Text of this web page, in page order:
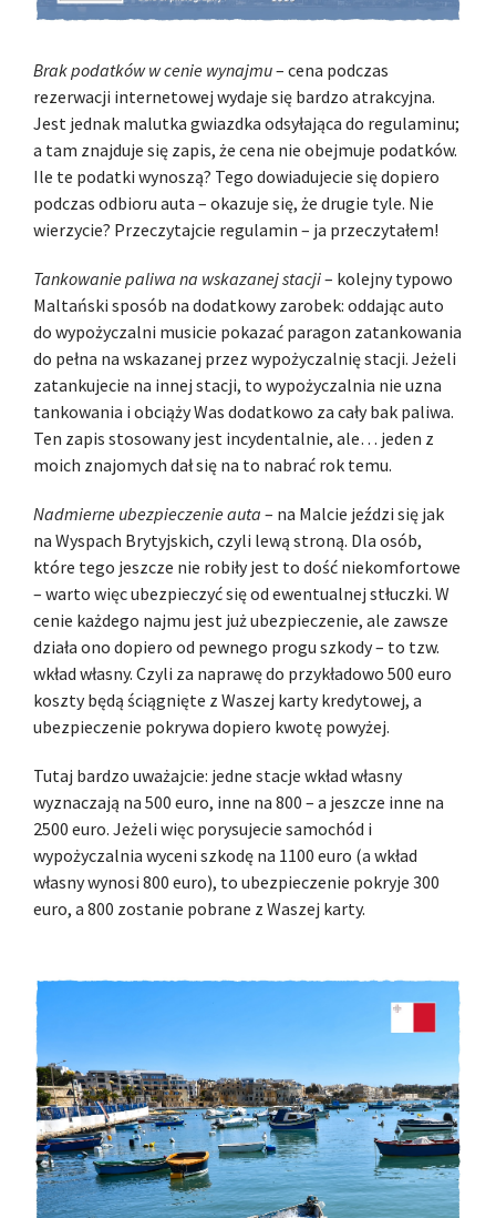
Brak podatków w cenie wynajmu– cena podczas
rezerwacji internetowej wydaje się bardzo atrakcyjna.
Jest jednak malutka gwiazdka odsyłająca do regulaminu;
a tam znajduje się zapis, że cena nie obejmuje podatków.
Ile te podatki wynoszą? Tego dowiadujecie się dopiero
podczas odbioru auta – okazuje się, że drugie tyle. Nie
wierzycie? Przeczytajcie regulamin – ja przeczytałem!
Tankowanie paliwa na wskazanej stacji– kolejny typowo
Maltański sposób na dodatkowy zarobek: oddając auto
do wypożyczalni musicie pokazać paragon zatankowania
do pełna na wskazanej przez wypożyczalnię stacji. Jeżeli
zatankujecie na innej stacji, to wypożyczalnia nie uzna
tankowania i obciąży Was dodatkowo za cały bak paliwa.
Ten zapis stosowany jest incydentalnie, ale… jeden z
moich znajomych dał się na to nabrać rok temu.
Nadmierne ubezpieczenie auta – na Malcie jeździ się jak
na Wyspach Brytyjskich, czyli lewą stroną. Dla osób,
które tego jeszcze nie robiły jest to dość niekomfortowe
– warto więc ubezpieczyć się od ewentualnej stłuczki. W
cenie każdego najmu jest już ubezpieczenie, ale zawsze
działa ono dopiero od pewnego progu szkody – to tzw.
wkład własny. Czyli za naprawę do przykładowo 500 euro
koszty będą ściągnięte z Waszej karty kredytowej, a
ubezpieczenie pokrywa dopiero kwotę powyżej.
Tutaj bardzo uważajcie: jedne stacje wkład własny
wyznaczają na 500 euro, inne na 800 – a jeszcze inne na
2500 euro. Jeżeli więc porysujecie samochód i
wypożyczalnia wyceni szkodę na 1100 euro (a wkład
własny wynosi 800 euro), to ubezpieczenie pokryje 300
euro, a 800 zostanie pobrane z Waszej karty.